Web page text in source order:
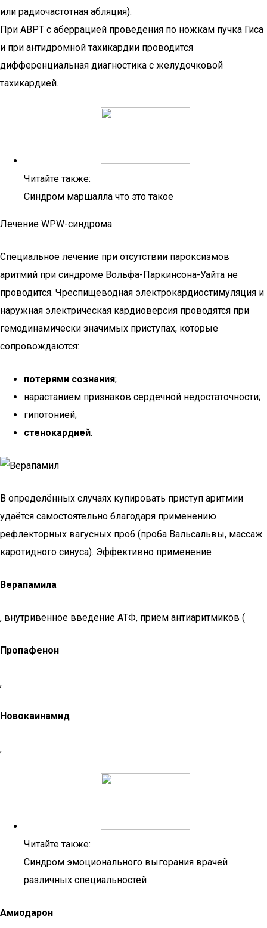
или радиочастотная абляция).
При АВРТ с аберрацией проведения по ножкам пучка Гиса
и при антидромной тахикардии проводится
дифференциальная диагностика с желудочковой
тахикардией.
Читайте также:
Синдром маршалла что это такое
Лечение WPW-синдрома
Специальное лечение при отсутствии пароксизмов
аритмий при синдроме Вольфа-Паркинсона-Уайта не
проводится. Чреспищеводная электрокардиостимуляция и
наружная электрическая кардиоверсия проводятся при
гемодинамически значимых приступах, которые
сопровождаются:
потерями сознания;
нарастанием признаков сердечной недостаточности;
гипотонией;
стенокардией.
В определённых случаях купировать приступ аритмии
удаётся самостоятельно благодаря применению
рефлекторных вагусных проб (проба Вальсальвы, массаж
каротидного синуса). Эффективно применение
Верапамила
, внутривенное введение АТФ, приём антиаритмиков (
Пропафенон
,
Новокаинамид
,
Читайте также:
Синдром эмоционального выгорания врачей
различных специальностей
Амиодарон